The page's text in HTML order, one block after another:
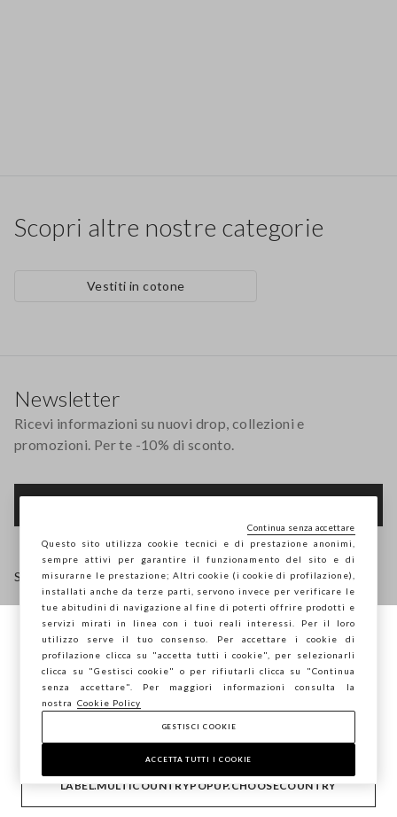
Scopri altre nostre categorie
Vestiti in cotone
AIUTO
AZIENDA
CONTATTI
Newsletter
Ricevi informazioni su nuovi drop, collezioni e
promozioni. Per te -10% di sconto.
Seguici su
IT
Stai navigando su STEFANEL Italia, vuoi
salvare la tua posizione?
CONFERMA
LABEL.MULTICOUNTRYPOPUP.CHOOSECOUNTRY
Questo sito utilizza cookie tecnici e di prestazione anonimi,
sempre attivi per garantire il funzionamento del sito e di
misurarne le prestazione; Altri cookie (i cookie di profilazione),
installati anche da terze parti, servono invece per verificare le
tue abitudini di navigazione al fine di poterti offrire prodotti e
servizi mirati in linea con i tuoi reali interessi. Per il loro
utilizzo serve il tuo consenso. Per accettare i cookie di
profilazione clicca su "accetta tutti i cookie", per selezionarli
clicca su "Gestisci cookie" o per rifiutarli clicca su "Continua
senza accettare". Per maggiori informazioni consulta la
nostra
Cookie Policy
GESTISCI COOKIE
ACCETTA TUTTI I COOKIE
Continua senza accettare